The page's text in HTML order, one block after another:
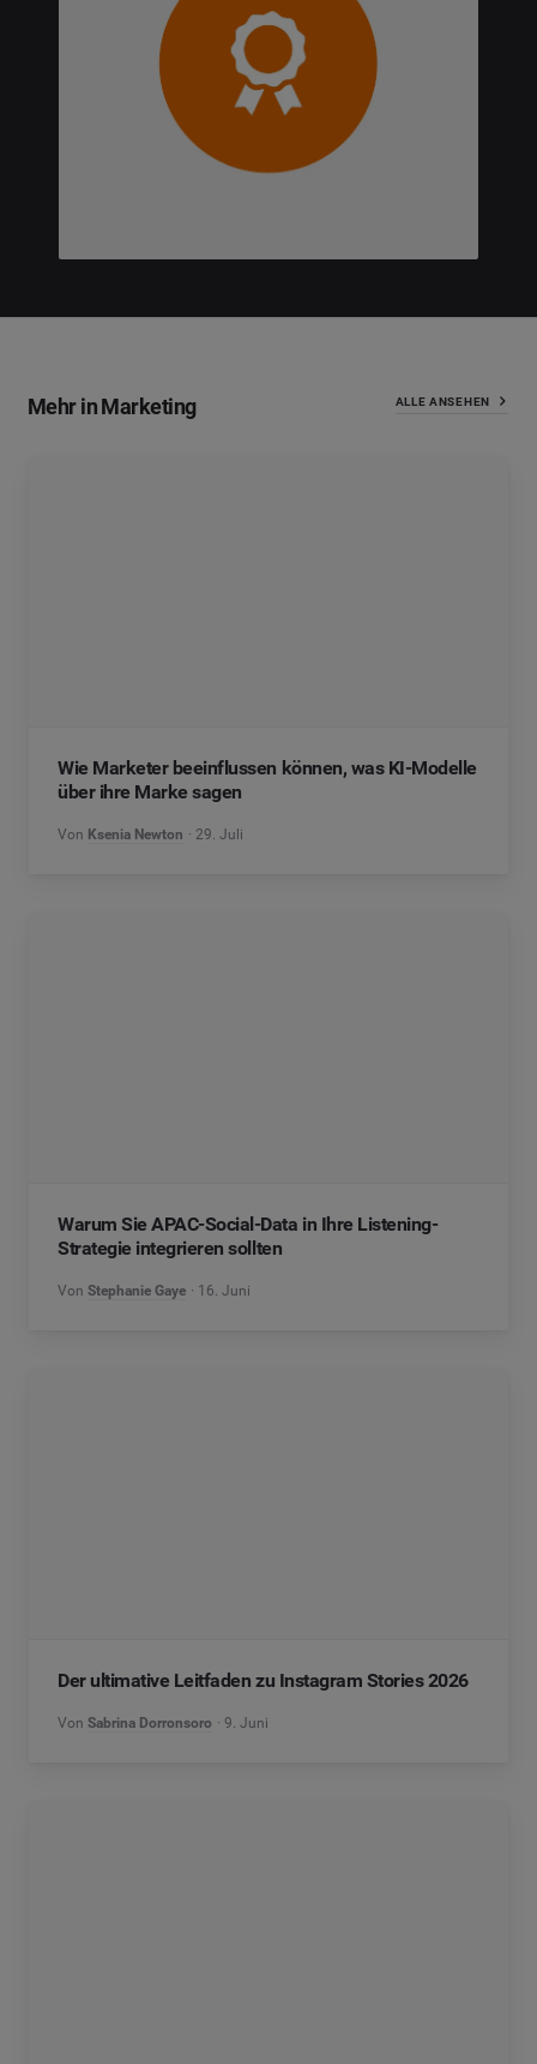
Mehr in Marketing ALLE ANSEHEN
Wie Marketer beeinflussen können, was KI-Modelle
über ihre Marke sagen
Von Ksenia Newton 29. Juli
Warum Sie APAC-Social-Data in Ihre Listening-
Strategie integrieren sollten
Von Stephanie Gaye 16. Juni
Der ultimative Leitfaden zu Instagram Stories 2026
Von Sabrina Dorronsoro 9. Juni